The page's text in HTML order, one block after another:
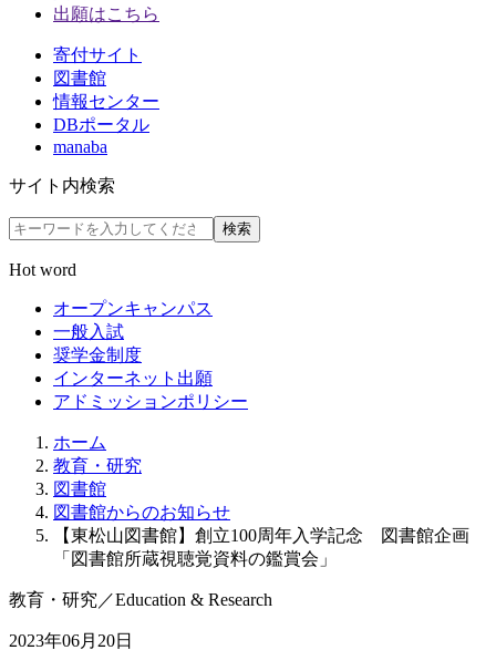
出願はこちら
寄付サイト
図書館
情報センター
DBポータル
manaba
サイト内検索
検索
Hot word
オープンキャンパス
一般入試
奨学金制度
インターネット出願
アドミッションポリシー
ホーム
教育・研究
図書館
図書館からのお知らせ
【東松山図書館】創立100周年入学記念 図書館企画
「図書館所蔵視聴覚資料の鑑賞会」
教育・研究 ／Education & Research
2023年06月20日